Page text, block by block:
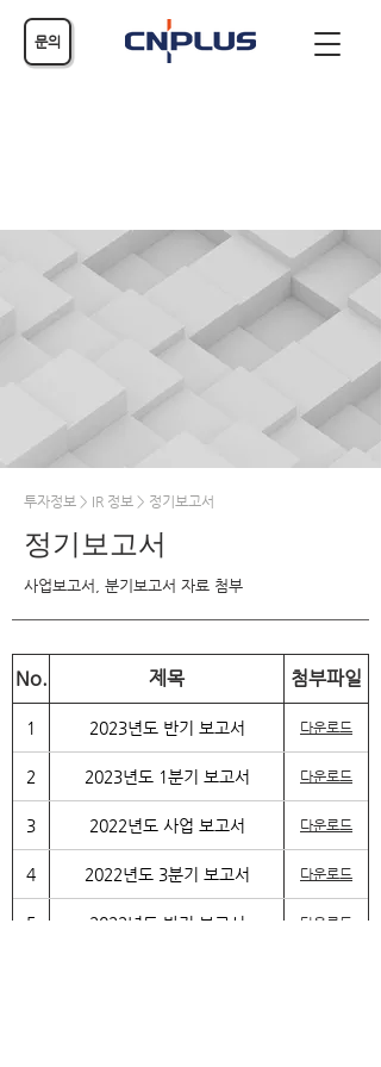
문의
투자정보 > IR 정보 > 정기보고서
정기보고서
사업보고서, 분기보고서 자료 첨부
No. 제목 첨부파일
1 2023년도 반기 보고서 다운로드
2 2023년도 1분기 보고서 다운로드
3 2022년도 사업 보고서 다운로드
4 2022년도 3분기 보고서 다운로드
5 2022년도 반기 보고서 다운로드